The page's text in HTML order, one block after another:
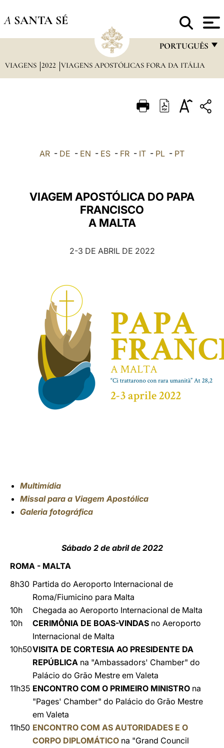
A SANTA SÉ
PORTUGUÊS
FRANÇAIS
ITALIANO
العربيّة
VIAGENS 2022 VIAGENS APOSTÓLICAS FORA DA ITÁLIA
AR - DE - EN - ES - FR - IT - PL - PT
VIAGEM APOSTÓLICA DO PAPA
FRANCISCO
A MALTA
2-3 DE ABRIL DE 2022
Multimídia
Missal para a Viagem Apostólica
Galeria fotográfica
Sábado 2 de abril de 2022
ROMA - MALTA
8h30 Partida do Aeroporto Internacional de
Roma/Fiumicino para Malta
10h
Chegada ao Aeroporto Internacional de Malta
10h
CERIMÔNIA DE BOAS-VINDAS no Aeroporto
Internacional de Malta
10h50VISITA DE CORTESIA AO PRESIDENTE DA
REPÚBLICA na "Ambassadors' Chamber" do
Palácio do Grão Mestre em Valeta
11h35 ENCONTRO COM O PRIMEIRO MINISTRO na
"Pages' Chamber" do Palácio do Grão Mestre
em Valeta
11h50 ENCONTRO COM AS AUTORIDADES E O
CORPO DIPLOMÁTICO na "Grand Council